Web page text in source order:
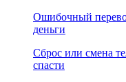
Ошибочный
деньги
Сброс или смена
спасти